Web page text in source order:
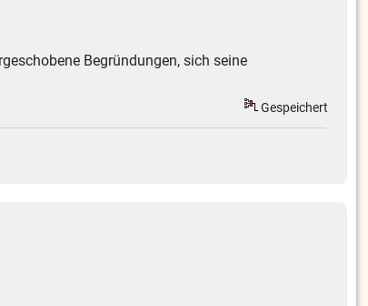
Begründungen, sich seine
Gespeichert